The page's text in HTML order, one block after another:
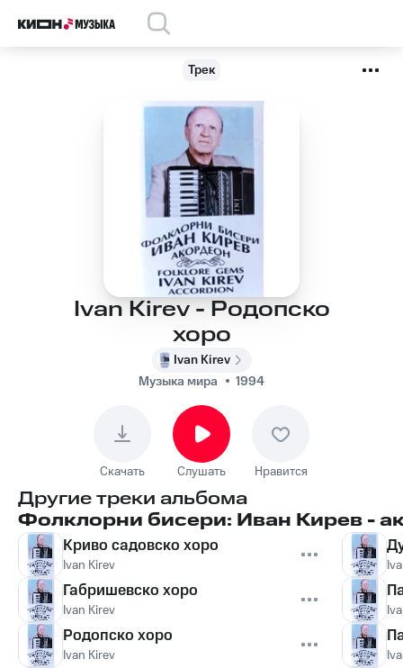
Трек
Ivan Kirev - Родопско
хоро
Ivan Kirev
Музыка мира
1994
Скачать Слушать Нравится
Другие треки альбома
Фолклорни бисери: Иван Кирев -
Криво садовско хоро
Ivan Kirev
Габришевско хоро
Ivan Kirev
Родопско хоро
Ivan Kirev